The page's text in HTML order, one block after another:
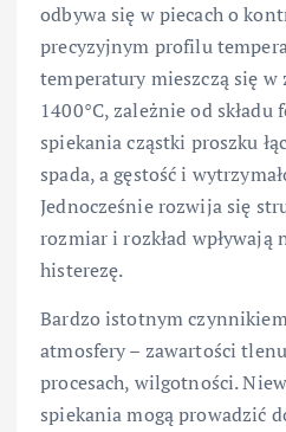
odbywa się w piecach o
precyzyjnym profilu
temperatury mieszczą się w
1400°C, zależnie od składu
spiekania cząstki proszku
spada, a gęstość i
Jednocześnie rozwija się
rozmiar i rozkład wpływają
histerezę.
Bardzo istotnym
atmosfery – zawartości
procesach, wilgotności.
spiekania mogą prowadzić